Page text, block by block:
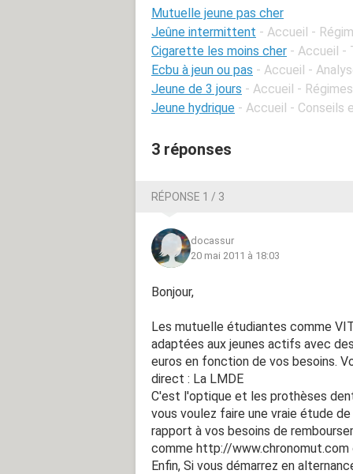
Merci et bonne soirée à vous
Mutuelle jeune pas cher
Jeûne intermittent - Accueil -
Cigarette les moins cher - Accueil -
Ecbu à jeun ou pas - Accueil -
Jeune de 3 jours - Accueil -
Jeune hydrique - Accueil - Conseils
3 réponses
RÉPONSE 1 / 3
docassur
20 mai 2011 à 18:03
Bonjour,
Les mutuelle étudiantes comme
adaptées aux jeunes actifs avec
euros en fonction de vos besoins.
direct : La LMDE
C'est l'optique et les prothèses
vous voulez faire une vraie étude
rapport à vos besoins de
comme http://
Enfin, Si vous démarrez en